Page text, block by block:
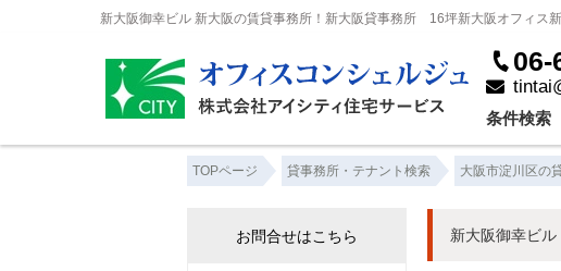
新大阪御幸ビル 新大阪の賃貸事務所！新大阪貸事務所 16坪新大阪オフィス
06-
条件検索
TOPページ 貸事務所・テナント検索 大阪市淀川区の
新大阪御幸ビ
お問合せはこちら